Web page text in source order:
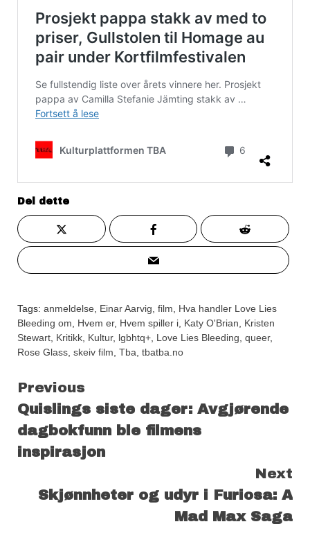
Del dette
Tags: anmeldelse Einar Aarvig film
Hva handler Love Lies
Bleeding om
Hvem er, Hvem spiller i Katy O'Brian
Kristen
Stewart Kritikk Kultur, lgbhtq+ Love Lies Bleeding queer,
Rose Glass skeiv film Tba tbatba.no
Continue
Reading
Previous
Quislings siste dager: Avgjørende
dagbokfunn ble filmens
inspirasjon
Next
Skjønnheter og udyr i Furiosa: A
Mad Max Saga